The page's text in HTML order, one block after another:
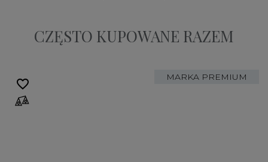
CZĘSTO KUPOWANE RAZEM
MARKA PREMIUM
favorite_border